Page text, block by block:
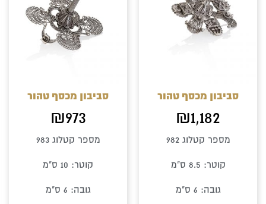
סביבון מכסף טהור
₪1,182
מספר קטלוג 982
קוטר: 8.5 ס"מ
גובה: 6 ס"מ
סביבון מכסף טהור
₪973
מספר קטלוג 983
קוטר: 10 ס"מ
גובה: 6 ס"מ